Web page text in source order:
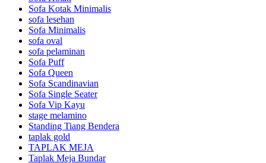
Sofa Kotak Minimalis
sofa lesehan
Sofa Minimalis
sofa oval
sofa pelaminan
Sofa Puff
Sofa Queen
Sofa Scandinavian
Sofa Single Seater
Sofa Vip Kayu
stage melamino
Standing Tiang Bendera
taplak gold
TAPLAK MEJA
Taplak Meja Bundar